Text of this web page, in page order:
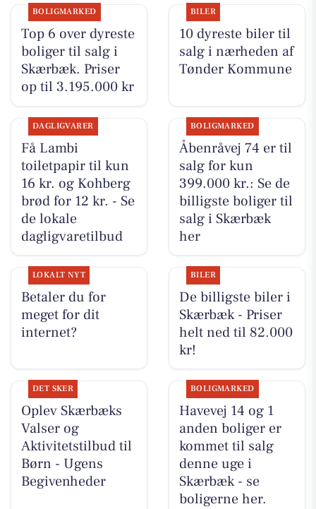
BOLIGMARKED
Top 6 over dyreste
boliger til salg i
Skærbæk. Priser
op til 3.195.000 kr
BILER
10 dyreste biler til
salg i nærheden af
Tønder Kommune
DAGLIGVARER
Få Lambi
toiletpapir til kun
16 kr. og Kohberg
brød for 12 kr. - Se
de lokale
dagligvaretilbud
BOLIGMARKED
Åbenråvej 74 er til
salg for kun
399.000 kr.: Se de
billigste boliger til
salg i Skærbæk
her
LOKALT NYT
Betaler du for
meget for dit
internet?
BILER
De billigste biler i
Skærbæk - Priser
helt ned til 82.000
kr!
DET SKER
Oplev Skærbæks
Valser og
Aktivitetstilbud til
Børn - Ugens
Begivenheder
BOLIGMARKED
Havevej 14 og 1
anden boliger er
kommet til salg
denne uge i
Skærbæk - se
boligerne her.